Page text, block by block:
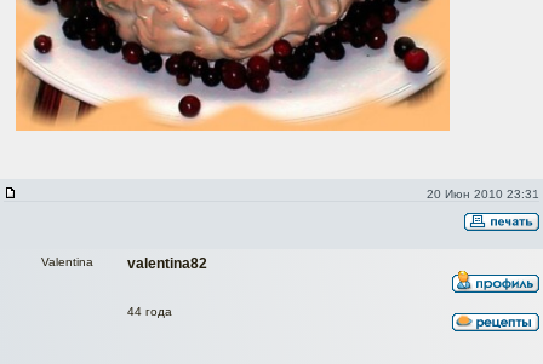
20 Июн 2010 23:31
valentina82
Valentina
44 года